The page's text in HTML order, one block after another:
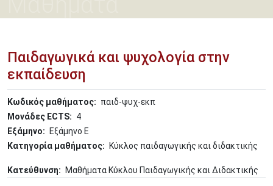
Παιδαγωγικά και ψυχολογία στην
εκπαίδευση
Κωδικός μαθήματος
παιδ-ψυχ-εκπ
Μονάδες ECTS
4
Εξάμηνο
Εξάμηνο Ε
Κατηγορία μαθήματος
Κύκλος παιδαγωγικής και διδακτικής
Κατεύθυνση Μαθήματα Κύκλου Παιδαγωγικής και Διδακτικής